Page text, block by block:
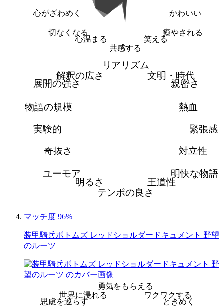
かわいい
癒やされる
笑える
共感する
心温まる
切なくなる
心がざわめく
リアリズム
文明・時代
親密さ
熱血
緊張感
対立性
明快な物語
王道性
テンポの良さ
明るさ
ユーモア
奇抜さ
実験的
物語の規模
展開の強さ
解釈の広さ
マッチ度 96%
装甲騎兵ボトムズ レッドショルダードキュメント 野望
のルーツ
勇気をもらえる
ワクワクする
ときめく
思慮を巡らす
世界に浸れる